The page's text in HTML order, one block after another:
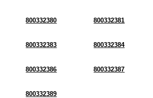
800332380 800332381
800332383 800332384
800332386 800332387
800332389